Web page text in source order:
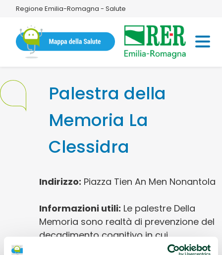
Regione Emilia-Romagna - Salute
Palestra della
Memoria La
Clessidra
Indirizzo: Piazza Tien An Men Nonantola
Informazioni utili: Le palestre Della
Memoria sono realtà di prevenzione del
decadimento cognitivo in cui,
settimanalmente, gruppi di anziani